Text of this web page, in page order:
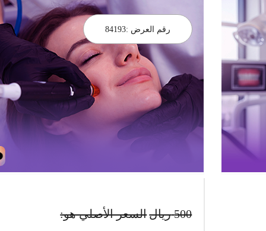
رقم العرض :84193
500 ريالالسعر الأصلي هو: